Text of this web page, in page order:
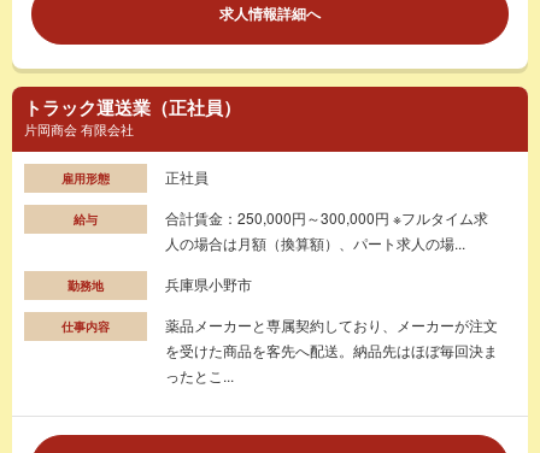
求人情報詳細へ
トラック運送業（正社員）
片岡商会 有限会社
雇用形態 正社員
給与
合計賃金：250,000円～300,000円 ※フルタイム求
人の場合は月額（換算額）、パート求人の場...
勤務地 兵庫県小野市
仕事内容
薬品メーカーと専属契約しており、メーカーが注文
を受けた商品を客先へ配送。納品先はほぼ毎回決ま
ったとこ...